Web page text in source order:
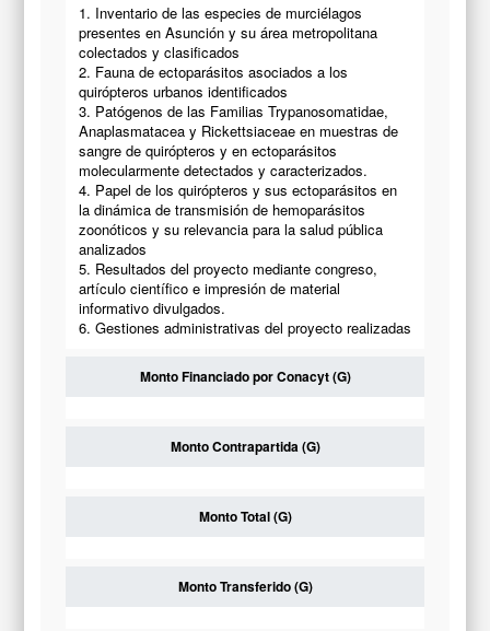
1. Inventario de las especies de murciélagos
presentes en Asunción y su área metropolitana
colectados y clasificados
2. Fauna de ectoparásitos asociados a los
quirópteros urbanos identificados
3. Patógenos de las Familias Trypanosomatidae,
Anaplasmatacea y Rickettsiaceae en muestras de
sangre de quirópteros y en ectoparásitos
molecularmente detectados y caracterizados.
4. Papel de los quirópteros y sus ectoparásitos en
la dinámica de transmisión de hemoparásitos
zoonóticos y su relevancia para la salud pública
analizados
5. Resultados del proyecto mediante congreso,
artículo científico e impresión de material
informativo divulgados.
6. Gestiones administrativas del proyecto realizadas
Monto Financiado por Conacyt (G)
Monto Contrapartida (G)
Monto Total (G)
Monto Transferido (G)